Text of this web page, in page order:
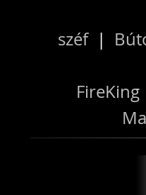
széf|
FireKing